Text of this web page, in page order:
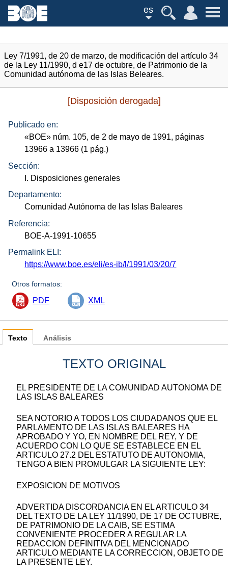
es
Ley 7/1991, de 20 de marzo, de modificación del artículo 34
de la Ley 11/1990, d e17 de octubre, de Patrimonio de la
Comunidad autónoma de las Islas Beleares.
[Disposición derogada]
Publicado en:
«BOE» núm. 105, de 2 de mayo de 1991, páginas
13966 a 13966 (1 pág.)
Sección:
I. Disposiciones generales
Departamento:
Comunidad Autónoma de las Islas Baleares
Referencia:
BOE-A-1991-10655
Permalink ELI:
https://www.boe.es/eli/es-ib/l/1991/03/20/7
Otros formatos:
PDF XML
Texto
TEXTO ORIGINAL
EL PRESIDENTE DE LA COMUNIDAD AUTONOMA DE
LAS ISLAS BALEARES
SEA NOTORIO A TODOS LOS CIUDADANOS QUE EL
PARLAMENTO DE LAS ISLAS BALEARES HA
APROBADO Y YO, EN NOMBRE DEL REY, Y DE
ACUERDO CON LO QUE SE ESTABLECE EN EL
ARTICULO 27.2 DEL ESTATUTO DE AUTONOMIA,
TENGO A BIEN PROMULGAR LA SIGUIENTE LEY:
EXPOSICION DE MOTIVOS
ADVERTIDA DISCORDANCIA EN EL ARTICULO 34
DEL TEXTO DE LA LEY 11/1990, DE 17 DE OCTUBRE,
DE PATRIMONIO DE LA CAIB, SE ESTIMA
CONVENIENTE PROCEDER A REGULAR LA
REDACCION DEFINITIVA DEL MENCIONADO
ARTICULO MEDIANTE LA CORRECCION, OBJETO DE
LA PRESENTE LEY.
Análisis